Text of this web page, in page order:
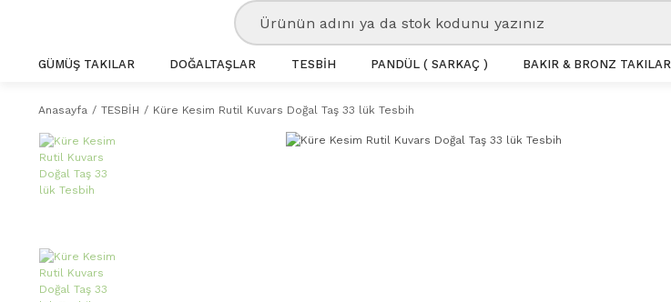
GÜMÜŞ TAKILAR DOĞALTAŞLAR TESBİH PANDÜL ( SARKAÇ ) BAKIR & BRONZ TAKILAR
Anasayfa TESBİH Küre Kesim Rutil Kuvars Doğal Taş 33 lük Tesbih